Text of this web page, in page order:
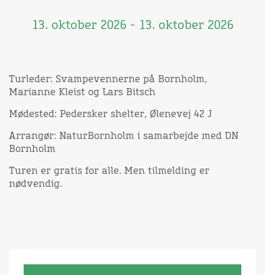
13. oktober 2026 - 13. oktober 2026
Turleder: Svampevennerne på Bornholm,
Marianne Kleist og Lars Bitsch
Mødested: Pedersker shelter, Ølenevej 42 J
Arrangør: NaturBornholm i samarbejde med DN
Bornholm
Turen er gratis for alle. Men tilmelding er
nødvendig.